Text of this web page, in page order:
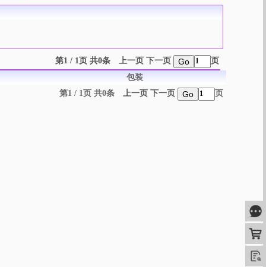
第1 / 1页 共0条 上一页 下一页 Go
页
包装
第1 / 1页 共0条
上一页 下一页 Go 页
购
查